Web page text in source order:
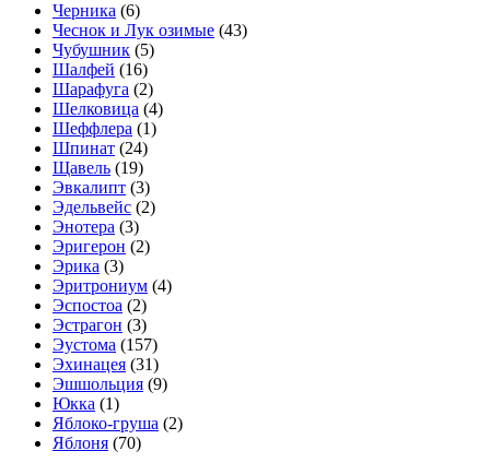
Черника (6)
Чеснок и Лук озимые (43)
Чубушник (5)
Шалфей (16)
Шарафуга (2)
Шелковица (4)
Шеффлера (1)
Шпинат (24)
Щавель (19)
Эвкалипт (3)
Эдельвейс (2)
Энотера (3)
Эригерон (2)
Эрика (3)
Эритрониум (4)
Эспостоа (2)
Эстрагон (3)
Эустома (157)
Эхинацея (31)
Эшшольция (9)
Юкка (1)
Яблоко-груша (2)
Яблоня (70)